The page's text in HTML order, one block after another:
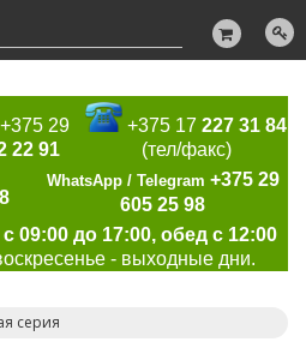
+375 29
22 91
+375 17227 31 84
(тел/факс)
WhatsApp / Telegram +375 29
605 25 98
09:00 до 17:00, обед с 12:00
- выходные дни.
серия